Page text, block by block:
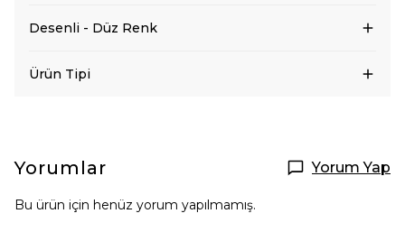
Desenli - Düz Renk
Ürün Tipi
Yorumlar Yorum Yap
Bu ürün için henüz yorum yapılmamış.